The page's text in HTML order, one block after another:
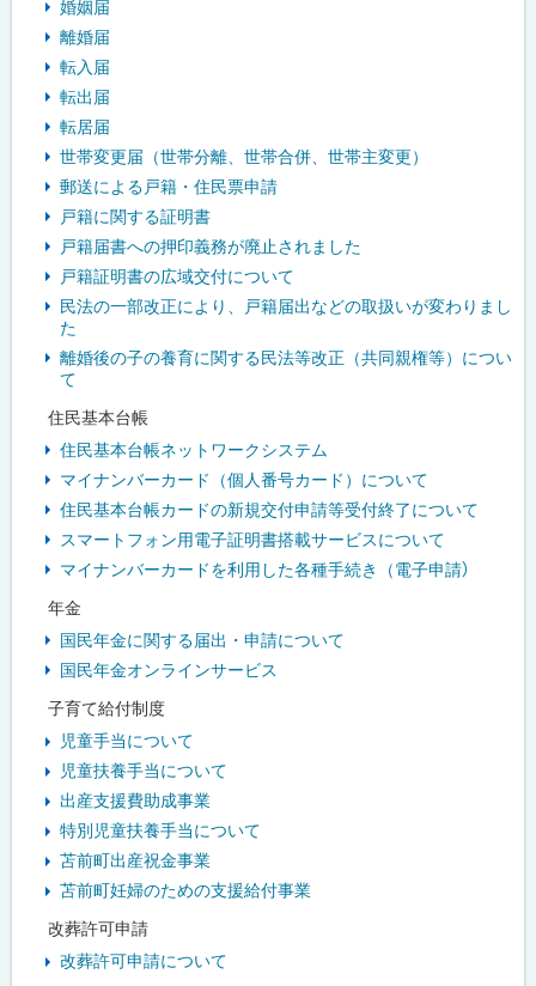
婚姻届
離婚届
転入届
転出届
転居届
世帯変更届（世帯分離、世帯合併、世帯主変更）
郵送による戸籍・住民票申請
戸籍に関する証明書
戸籍届書への押印義務が廃止されました
戸籍証明書の広域交付について
民法の一部改正により、戸籍届出などの取扱いが変わりまし
た
離婚後の子の養育に関する民法等改正（共同親権等）につい
て
住民基本台帳
住民基本台帳ネットワークシステム
マイナンバーカード（個人番号カード）について
住民基本台帳カードの新規交付申請等受付終了について
スマートフォン用電子証明書搭載サービスについて
マイナンバーカードを利用した各種手続き（電子申請）
年金
国民年金に関する届出・申請について
国民年金オンラインサービス
子育て給付制度
児童手当について
児童扶養手当について
出産支援費助成事業
特別児童扶養手当について
苫前町出産祝金事業
苫前町妊婦のための支援給付事業
改葬許可申請
改葬許可申請について